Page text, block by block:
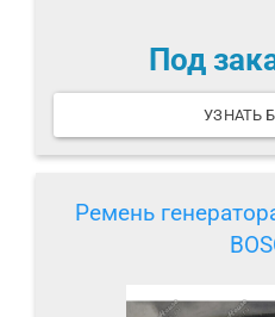
Под
УЗНАТЬ
Ремень